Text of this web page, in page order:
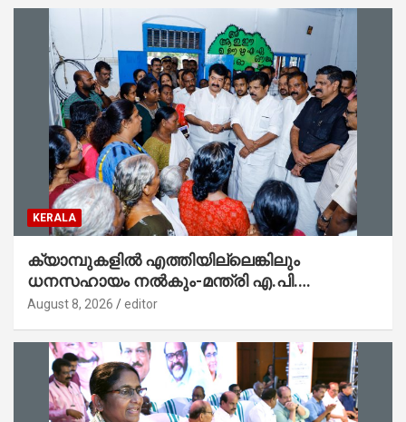
KERALA
ക്യാമ്പുകളിൽ എത്തിയില്ലെങ്കിലും
ധനസഹായം നൽകും-മന്ത്രി എ.പി.
അനിൽകുമാർ
August 8, 2026 editor